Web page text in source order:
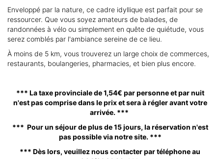
Enveloppé par la nature, ce cadre idyllique est parfait pour se
ressourcer. Que vous soyez amateurs de balades, de
randonnées à vélo ou simplement en quête de quiétude, vous
serez comblés par l'ambiance sereine de ce lieu.
À moins de 5 km, vous trouverez un large choix de commerces,
restaurants, boulangeries, pharmacies, et bien plus encore.
*** La taxe provinciale de 1,54€ par personne et par nuit
n'est pas comprise dans le prix et sera à régler avant votre
arrivée. ***
*** Pour un séjour de plus de 15 jours, la réservation n'est
pas possible via notre site. ***
*** Dès lors, veuillez nous contacter par téléphone au